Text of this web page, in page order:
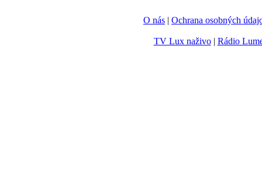
O nás | Ochrana osobných
TV Lux naživo| Rádio